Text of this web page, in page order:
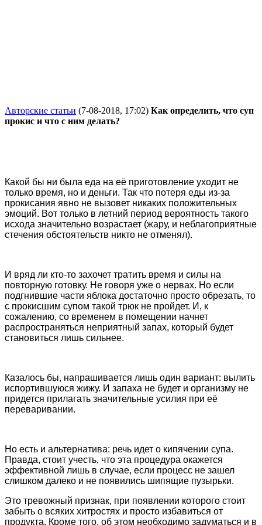
Авторские статьи (7-08-2018, 17:02) Как определить, что суп
прокис и что с ним делать?
Какой бы ни была еда на её приготовление уходит не
только время, но и деньги. Так что потеря еды из-за
прокисания явно не вызовет никаких положительных
эмоций. Вот только в летний период вероятность такого
исхода значительно возрастает (жару, и неблагоприятные
стечения обстоятельств никто не отменял).
И вряд ли кто-то захочет тратить время и силы на
повторную готовку. Не говоря уже о нервах. Но если
подгнившие части яблока достаточно просто обрезать, то
с прокисшим супом такой трюк не пройдет. И, к
сожалению, со временем в помещении начнет
распространяться неприятный запах, который будет
становиться лишь сильнее.
Казалось бы, напрашивается лишь один вариант: вылить
испортившуюся жижу. И запаха не будет и организму не
придется прилагать значительные усилия при её
переваривании.
Но есть и альтернатива: речь идет о кипячении супа.
Правда, стоит учесть, что эта процедура окажется
эффективной лишь в случае, если процесс не зашел
слишком далеко и не появились шипящие пузырьки.
Это тревожный признак, при появлении которого стоит
забыть о всяких хитростях и просто избавиться от
продукта. Кроме того, об этом необходимо задуматься и в